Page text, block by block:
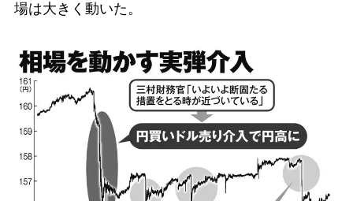
場は大きく動いた。